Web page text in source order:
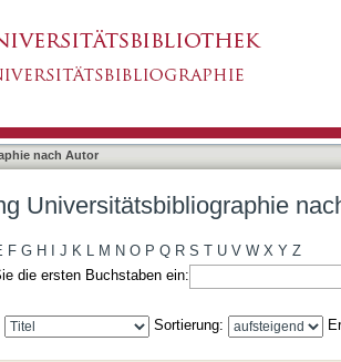
nach Autor
Universitätsbibliographie
F G H J K L M N O P Q R S T U V W X Y Z
die ersten Buchstaben ein:
Sortierung: